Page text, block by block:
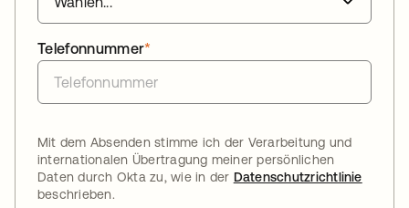
*
Telefonnummer
Mit dem Absenden stimme ich der Verarbeitung und
internationalen Übertragung meiner persönlichen
Daten durch Okta zu, wie in der Datenschutzrichtlinie
beschrieben.